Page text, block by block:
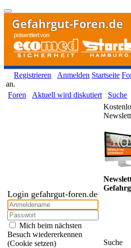
Gefahrgut-Foren.de
Registrieren Anmelden Startseite
an.
Foren
Aktuell wird diskutiert Suche
Login gefahrgut-foren.de
Mich beim nächsten
Besuch wiedererkennen
(Cookie setzen)
Suche